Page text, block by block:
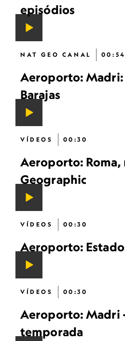
episódios
NAT GEO CANAL 00:54
Aeroporto: Madri:
Barajas
VÍDEOS 00:30
Aeroporto: Roma,
Geographic
VÍDEOS 00:30
Aeroporto:
VÍDEOS 00:30
Aeroporto: Madri
temporada